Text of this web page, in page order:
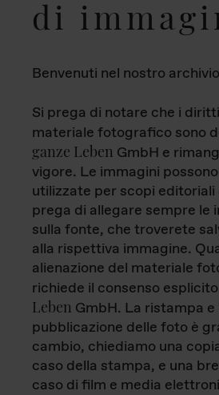
di
Benvenuti nel nostro
Si prega di notare che i
materiale fotografico sono
ganze Leben GmbH e
vigore. Le immagini
utilizzate per scopi editoriali
prega di allegare sempre le
sulla fonte, che troverete
alla rispettiva immagine.
alienazione del materiale
richiede il consenso
Leben GmbH. La ristampa e
pubblicazione delle foto è
cambio, chiediamo una
caso della stampa, e una
caso di film e media